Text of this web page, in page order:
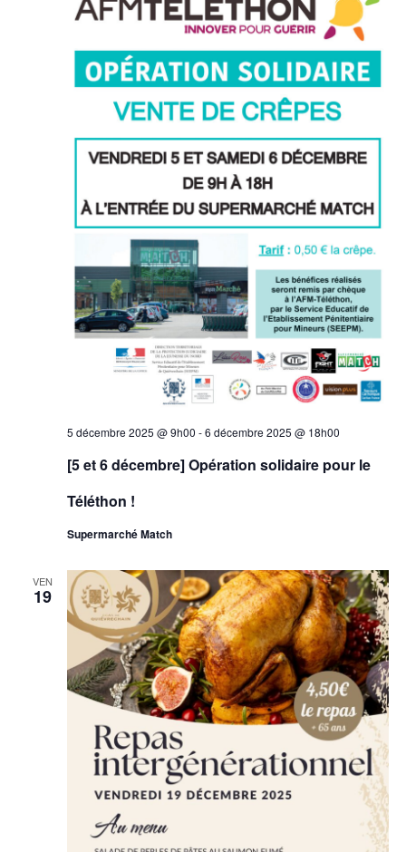
5 décembre 2025 @ 9h00 -6 décembre 2025 @ 18h00
[5 et 6 décembre] Opération solidaire pour le
Téléthon !
Supermarché Match
VEN
19